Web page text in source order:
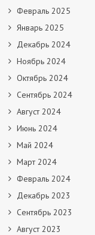
Февраль 2025
Январь 2025
Декабрь 2024
Ноябрь 2024
Октябрь 2024
Сентябрь 2024
Август 2024
Июнь 2024
Май 2024
Март 2024
Февраль 2024
Декабрь 2023
Сентябрь 2023
Август 2023